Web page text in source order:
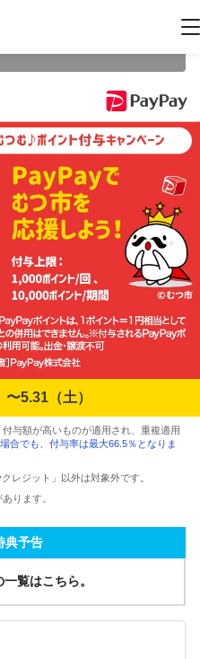
のになります。
5.31（土）
与額が高いものが適用され、重複適用
合でも、付与率は最大66.5％となりま
レジット」以外は対象外です。
ります。
典予告
一覧はこちら。